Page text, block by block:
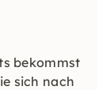
bekommst
sich nach